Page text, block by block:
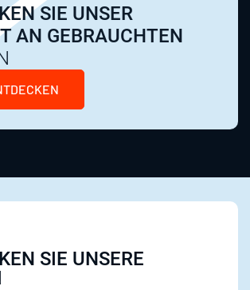
SIE UNSER
AN GEBRAUCHTEN
SIE UNSERE